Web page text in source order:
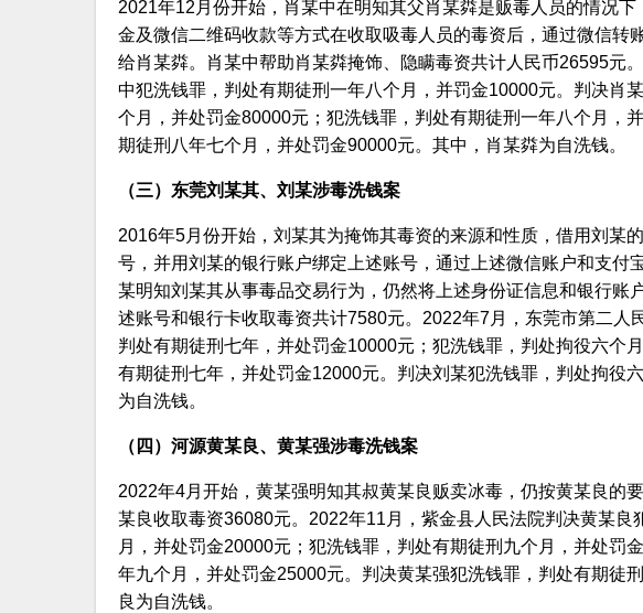
2021年12月份开始，肖某中在明知其父肖某粦是贩毒人员的情况
金及微信二维码收款等方式在收取吸毒人员的毒资后，通过微信转
给肖某粦。肖某中帮助肖某粦掩饰、隐瞒毒资共计人民币26595元
中犯洗钱罪，判处有期徒刑一年八个月，并罚金10000元。判决肖
个月，并处罚金80000元；犯洗钱罪，判处有期徒刑一年八个月，
期徒刑八年七个月，并处罚金90000元。其中，肖某粦为自洗钱。
（三）东莞刘某其、刘某涉毒洗钱案
2016年5月份开始，刘某其为掩饰其毒资的来源和性质，借用刘某
号，并用刘某的银行账户绑定上述账号，通过上述微信账户和支付
某明知刘某其从事毒品交易行为，仍然将上述身份证信息和银行账
述账号和银行卡收取毒资共计7580元。2022年7月，东莞市第二人
判处有期徒刑七年，并处罚金10000元；犯洗钱罪，判处拘役六个
有期徒刑七年，并处罚金12000元。判决刘某犯洗钱罪，判处拘役
为自洗钱。
（四）河源黄某良、黄某强涉毒洗钱案
2022年4月开始，黄某强明知其叔黄某良贩卖冰毒，仍按黄某良的
某良收取毒资36080元。2022年11月，紫金县人民法院判决黄某良
月，并处罚金20000元；犯洗钱罪，判处有期徒刑九个月，并处罚
年九个月，并处罚金25000元。判决黄某强犯洗钱罪，判处有期徒
良为自洗钱。